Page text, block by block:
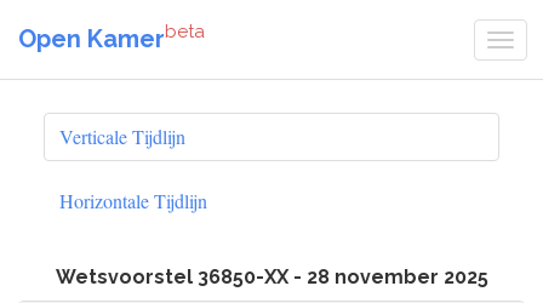
Open Kamerbeta
Verticale Tijdlijn
Horizontale Tijdlijn
Wetsvoorstel 36850-XX - 28 november 2025